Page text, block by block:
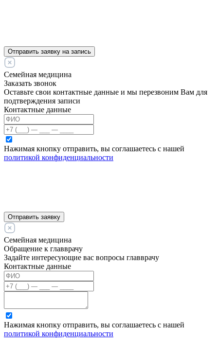
Отправить заявку на запись
Семейная медицина
Заказать звонок
Оставьте свои контактные данные и мы перезвоним Вам для
подтверждения записи
Контактные данные
Нажимая кнопку отправить, вы соглашаетесь с нашей
политикой конфиденциальности
Отправить заявку
Семейная медицина
Обращение к главврачу
Задайте интересующие вас вопросы главврачу
Контактные данные
Нажимая кнопку отправить, вы соглашаетесь с нашей
политикой конфиденциальности